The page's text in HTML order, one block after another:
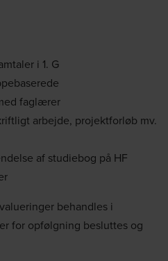
i 1. G
faglærer
arbejde, projektforløb mv.
af studiebog på HF
behandles i
for opfølgning besluttes og